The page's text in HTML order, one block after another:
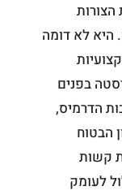
היא לא דומה
בפנים
הדרמיס,
הבטוח
קשות
לעומק